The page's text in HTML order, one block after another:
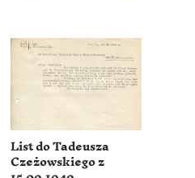
List do Tadeusza
Czeżowskiego z